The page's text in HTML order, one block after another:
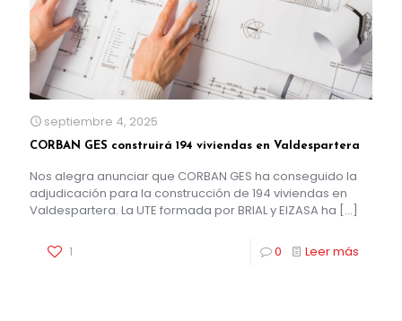
septiembre 4, 2025
CORBAN GES construirá 194 viviendas en Valdespartera
Nos alegra anunciar que CORBAN GES ha conseguido la
adjudicación para la construcción de 194 viviendas en
Valdespartera. La UTE formada por BRIAL y EIZASA ha […]
1 0 Leer más